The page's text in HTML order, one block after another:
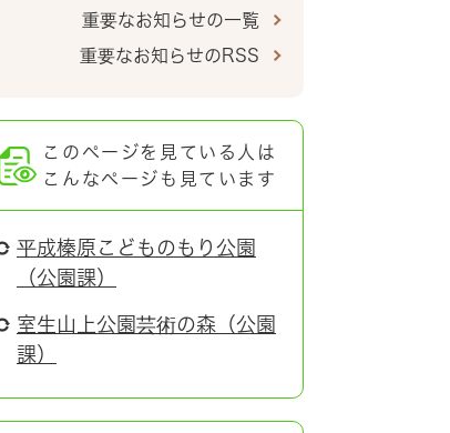
重要なお知らせの一覧
重要なお知らせのRSS
このページを見ている人は
こんなページも見ています
平成榛原こどものもり公園
（公園課）
室生山上公園芸術の森（公園
課）